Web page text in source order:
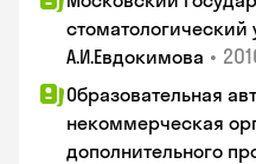
А.И.Евдокимова •
Образовательная
некоммерческая
дополнительного